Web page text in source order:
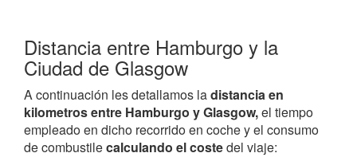
Distancia entre Hamburgo y la
Ciudad de Glasgow
A continuación les detallamos ladistancia en
kilometros entre Hamburgo y Glasgow,el tiempo
empleado en dicho recorrido en coche y el consumo
de combustilecalculando el costedel viaje: